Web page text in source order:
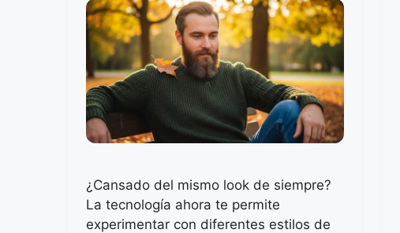
¿Cansado del mismo look de siempre?
La tecnología ahora te permite
experimentar con diferentes estilos de